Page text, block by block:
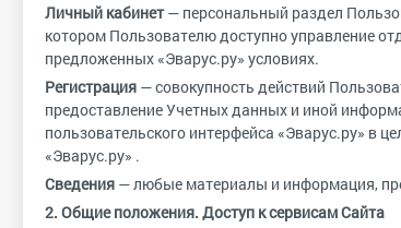
Личный кабинет— персональный раздел
котором Пользователю доступно управление
предложенных «Эварус.ру» условиях.
Регистрация — совокупность действий
предоставление Учетных данных и иной
пользовательского интерфейса «Эварус.ру» в
«Эварус.ру» .
Сведения — любые материалы и информация,
2. Общие положения. Доступ к сервисам Сайта